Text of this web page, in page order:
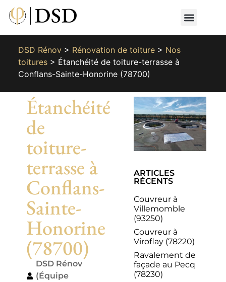
DSD Rénov> Rénovation de toiture> Nos
toitures> Étanchéité de toiture-terrasse à
Conflans-Sainte-Honorine (78700)
Étanchéité
de
toiture-
terrasse à
Conflans-
Sainte-
Honorine
(78700)
DSD Rénov
(Équipe
ARTICLES
RÉCENTS
Couvreur à
Villemomble
(93250)
Couvreur à
Viroflay (78220)
Ravalement de
façade au Pecq
(78230)